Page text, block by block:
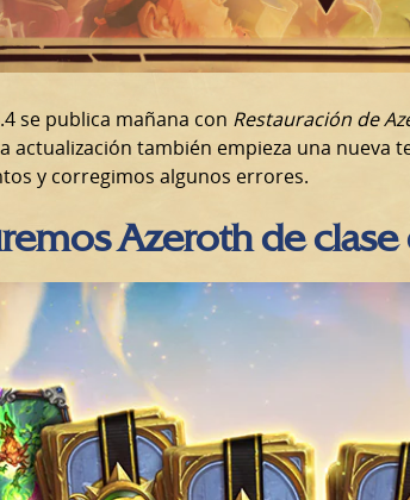
se publica mañana con Restauración de
actualización también empieza una nueva
y corregimos algunos errores.
Azeroth de clase